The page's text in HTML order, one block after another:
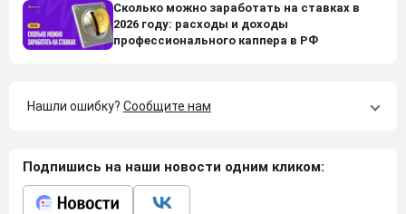
Сколько можно заработать на ставках в
2026 году: расходы и доходы
профессионального каппера в РФ
Нашли ошибку? Сообщите нам
Подпишись на наши новости одним кликом: